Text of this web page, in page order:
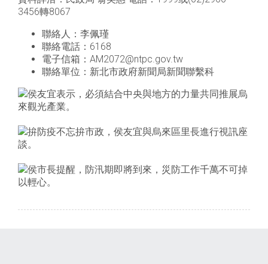
3456轉8067
聯絡人：李佩瑾
聯絡電話：6168
電子信箱：AM2072@ntpc.gov.tw
聯絡單位：新北市政府新聞局新聞聯繫科